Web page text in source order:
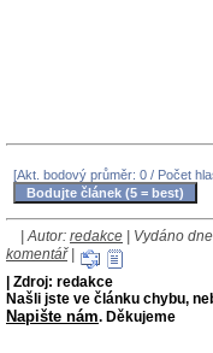
[Akt. bodový průměr: 0 / Počet
| Autor: redakce | Vydáno
komentář|
| Zdroj: redakce
Našli jste ve článku chybu,
Napište nám. Děkujeme